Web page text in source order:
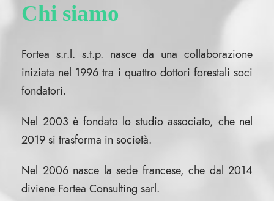
Chi siamo
Fortea s.r.l. s.t.p. nasce da una collaborazione
iniziata nel 1996 tra i quattro dottori forestali soci
fondatori.
Nel 2003 è fondato lo studio associato, che nel
2019 si trasforma in società.
Nel 2006 nasce la sede francese, che dal 2014
diviene Fortea Consulting sarl.